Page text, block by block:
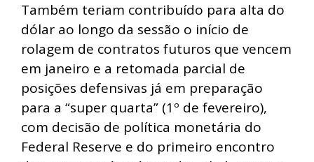
Também teriam contribuído para alta do
dólar ao longo da sessão o início de
rolagem de contratos futuros que vencem
em janeiro e a retomada parcial de
posições defensivas já em preparação
para a “super quarta” (1º de fevereiro),
com decisão de política monetária do
Federal Reserve e do primeiro encontro